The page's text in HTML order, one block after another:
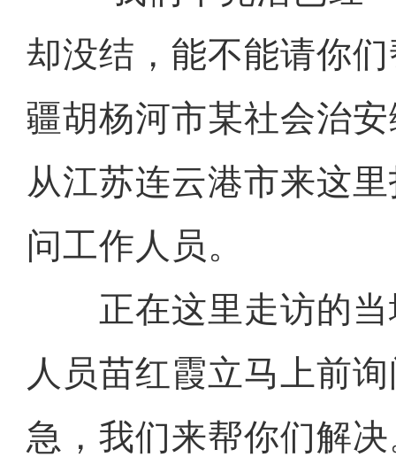
却没结，能不能请你
疆胡杨河市某社会治
从江苏连云港市来这
问工作人员。
正在这里走访的当
人员苗红霞立马上前
急，我们来帮你们解决